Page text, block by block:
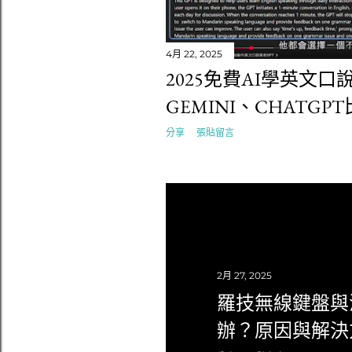
4月 22, 2025
2025免費AI學英文口
GEMINI、CHATGPT
分享 張貼留言
2月 27, 2025
羅技無線鍵盤
辦？原因與解